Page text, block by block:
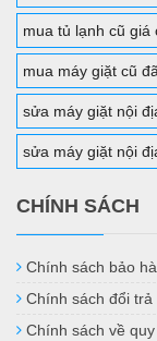
mua tủ lạnh cũ giá
mua máy giặt cũ
sửa máy giặt nội
sửa máy giặt nội
CHÍNH SÁCH
Chính sách bảo
Chính sách đổi
Chính sách về